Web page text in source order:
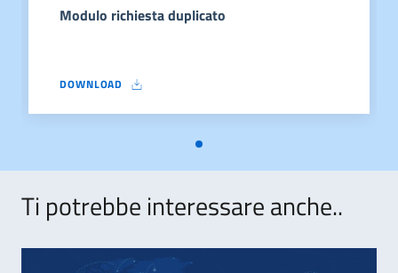
Modulo richiesta duplicato
DOWNLOAD
MODULO RICHIESTA DUPLICATO
Ti potrebbe interessare anche..